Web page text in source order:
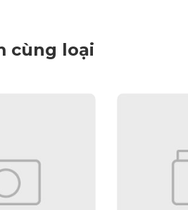
cùng loại